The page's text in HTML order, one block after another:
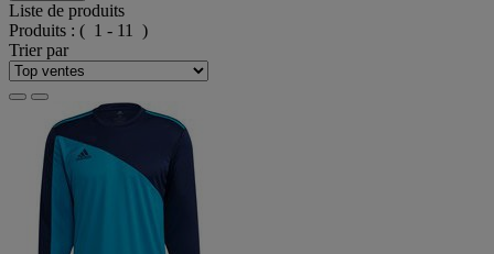
Liste de produits
Produits : ( 1 - 11 )
Trier par